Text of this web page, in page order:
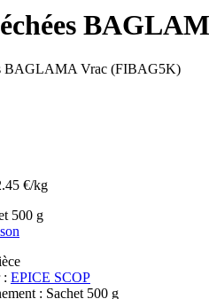
€/kg
500 g
: EPICE SCOP
: Sachet 500 g